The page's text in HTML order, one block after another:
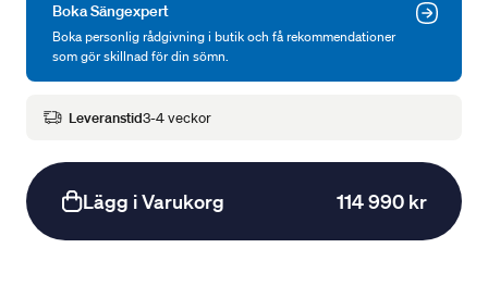
Boka Sängexpert
Boka personlig rådgivning i butik och få rekommendationer
som gör skillnad för din sömn.
Leveranstid3-4 veckor
Lägg i Varukorg 114 990 kr